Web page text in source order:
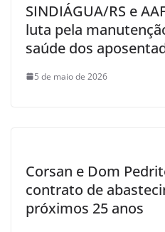
SINDIÁGUA/RS e
luta pela
saúde dos
5 de maio de 2026
Corsan e Dom
contrato de
próximos 25 anos